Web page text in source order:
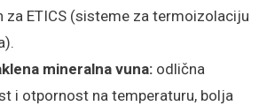
za ETICS (sisteme za termoizolaciju
mineralna vuna: odlična
i otpornost na temperaturu, bolja